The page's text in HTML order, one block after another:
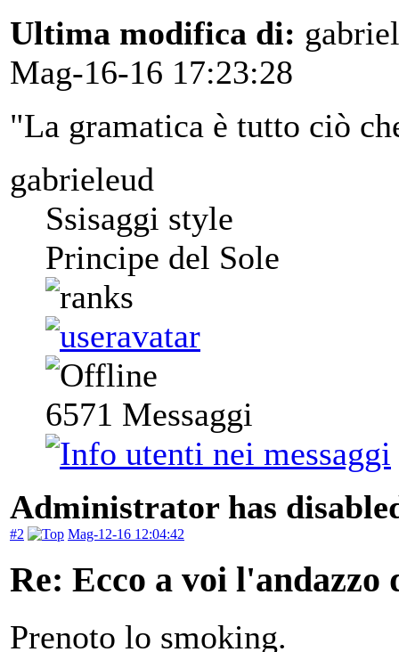
Ultima modifica di:
Mag-16-16 17:23:28
"La gramatica è tutto ciò
gabrieleud
Ssisaggi style
Principe del Sole
6571 Messaggi
Administrator has
#2 Mag-12-16 12:04:42
Re: Ecco a voi l'andazzo
Prenoto lo smoking.